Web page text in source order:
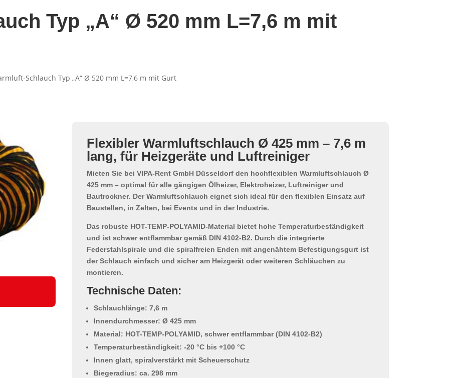
Typ „A“ Ø 520 mm L=7,6 m mit
Schlauch Typ „A“ Ø 520 mm L=7,6 m mit Gurt
Flexibler Warmluftschlauch Ø 425 mm – 7,6 m
lang, für Heizgeräte und Luftreiniger
Mieten Sie beiVIPA-Rent GmbH Düsseldorf den hochflexiblen Warmluftschlauch Ø
425 mm – optimal für alle gängigenÖlheizer, Elektroheizer, Luftreiniger und
Bautrockner. Der Warmluftschlauch eignet sich ideal für den flexiblen Einsatz auf
Baustellen, in Zelten, bei Events und in der Industrie.
Das robuste HOT-TEMP-POLYAMID-Material bietet hohe Temperaturbeständigkeit
und ist schwer entflammbar gemäß DIN 4102-B2. Durch die integrierte
Federstahlspirale und die spiralfreien Enden mit angenähtem Befestigungsgurt ist
der Schlauch einfach und sicher am Heizgerät oder weiteren Schläuchen zu
montieren.
Technische Daten:
Schlauchlänge: 7,6 m
Innendurchmesser: Ø 425 mm
Material: HOT-TEMP-POLYAMID, schwer entflammbar (DIN 4102-B2)
Temperaturbeständigkeit: -20 °C bis +100 °C
Innen glatt, spiralverstärkt mit Scheuerschutz
Biegeradius: ca. 298 mm